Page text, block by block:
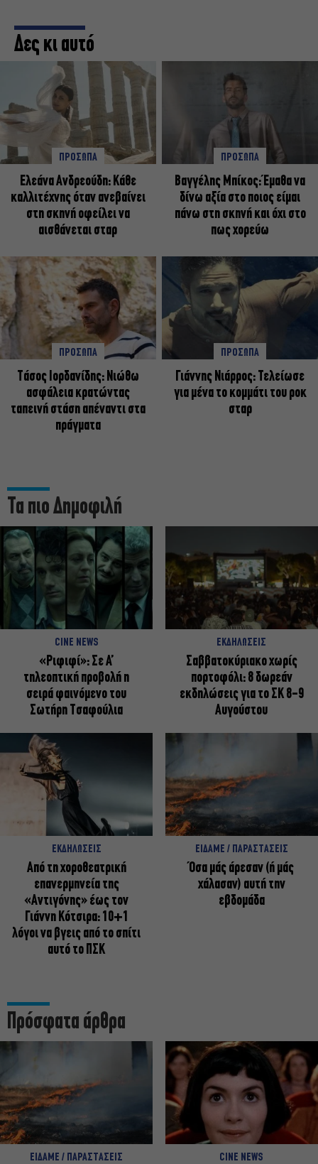
Δες κι αυτό
ΠΡΟΣΩΠΑ
Ελεάνα Ανδρεούδη: Κάθε
καλλιτέχνης όταν ανεβαίνει
στη σκηνή οφείλει να
αισθάνεται σταρ
ΠΡΟΣΩΠΑ
Βαγγέλης Μπίκος: Έμαθα να
δίνω αξία στο ποιος είμαι
πάνω στη σκηνή και όχι στο
πως χορεύω
ΠΡΟΣΩΠΑ
Tάσος Ιορδανίδης: Νιώθω
ασφάλεια κρατώντας
ταπεινή στάση απέναντι στα
πράγματα
ΠΡΟΣΩΠΑ
Γιάννης Νιάρρος: Τελείωσε
για μένα το κομμάτι του ροκ
σταρ
Τα πιο Δημοφιλή
CINE NEWS
«Ριφιφί»: Σε Α’
τηλεοπτική προβολή η
σειρά φαινόμενο του
Σωτήρη Τσαφούλια
ΕΚΔΗΛΩΣΕΙΣ
Σαββατοκύριακο χωρίς
πορτοφόλι: 8 δωρεάν
εκδηλώσεις για το ΣΚ 8-9
Αυγούστου
ΕΚΔΗΛΩΣΕΙΣ
Από τη χοροθεατρική
επανερμηνεία της
«Αντιγόνης» έως τον
Γιάννη Κότσιρα: 10+1
λόγοι να βγεις από το σπίτι
αυτό το ΠΣΚ
ΕΙΔΑΜΕ / ΠΑΡΑΣΤΑΣΕΙΣ
Όσα μάς άρεσαν (ή μάς
χάλασαν) αυτή την
εβδομάδα
Πρόσφατα άρθρα
ΕΙΔΑΜΕ / ΠΑΡΑΣΤΑΣΕΙΣ CINE NEWS